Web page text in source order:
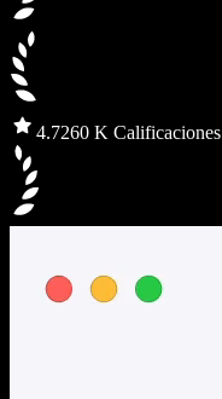
4.7260 K Calificaciones